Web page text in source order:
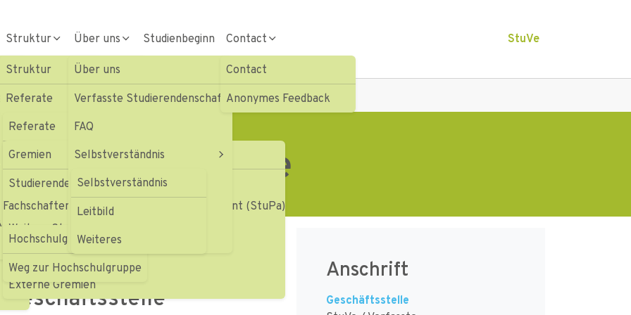
Ulm/Neu-Ulm
Struktur
Struktur
Referate
Referate
Soziales und Beratung
Service
Struktur
Gremien
Gremien
Studierendenexekutive (StEx)
Fachschaftenrat (FSR) Studierendenparlament (StuPa)
Weitere StuVe-Gremien
Universitäre Gremien
Externe Gremien
Geschäftsstelle
Fachbereichsvertretungen
Hochschulgruppen
Hochschulgruppen
Weg zur Hochschulgruppe
Über uns
Über uns
Verfasste Studierendenschaft
FAQ
Selbstverständnis
Selbstverständnis
Leitbild
Weiteres
Beiträge & Haushalt
Satzungen & Ordnungen
Formulare
Studienbeginn Contact
Contact
Anonymes Feedback
StuVe
Geschäftsstelle
Die StuVe
Geschäftsstelle
Anschrift
Geschäftsstelle